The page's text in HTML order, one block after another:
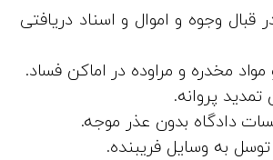
قبال وجوه و اموال و اسناد دریافتی
مخدره و مراوده در اماکن فساد.
تمدید پروانه.
دادگاه بدون عذر موجه.
به وسایل فریبنده.